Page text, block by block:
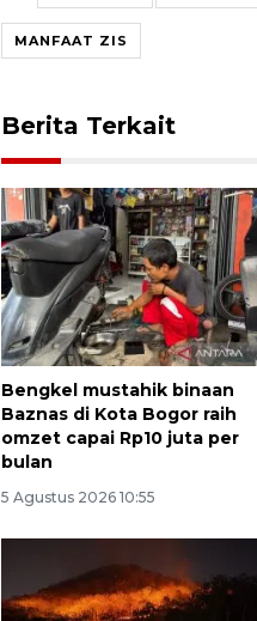
MANFAAT ZIS
Berita Terkait
Bengkel mustahik binaan
Baznas di Kota Bogor raih
omzet capai Rp10 juta per
bulan
5 Agustus 2026 10:55